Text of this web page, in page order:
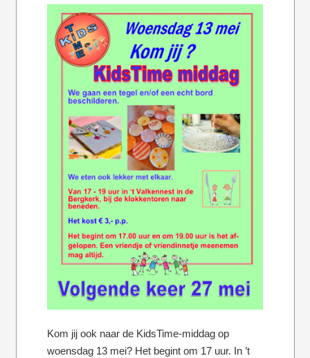
Kom jij ook naar de KidsTime-middag op
woensdag 13 mei? Het begint om 17 uur. In ’t